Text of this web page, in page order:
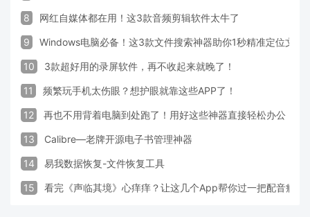
8 网红自媒体都在用！这3款音频剪辑软件太牛了
9 Windows电脑必备！这3款文件搜索神器助你1秒精准定位文件
10 3款超好用的录屏软件，再不收起来就晚了！
11 频繁玩手机太伤眼？想护眼就靠这些APP了！
12 再也不用背着电脑到处跑了！用好这些神器直接轻松办公
13 Calibre—老牌开源电子书管理神器
14 易我数据恢复-文件恢复工具
15 看完《声临其境》心痒痒？让这几个App帮你过一把配音瘾